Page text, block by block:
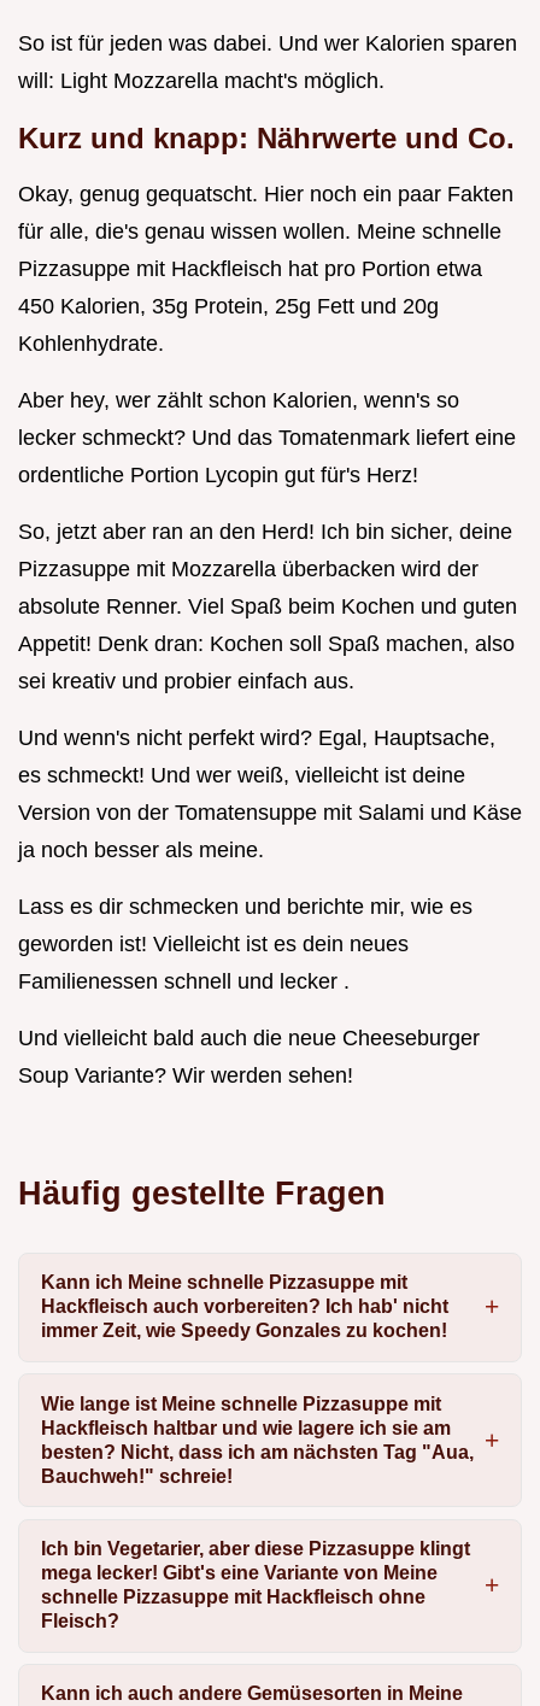
So ist für jeden was dabei. Und wer Kalorien sparen
will: Light Mozzarella macht's möglich.
Kurz und knapp: Nährwerte und Co.
Okay, genug gequatscht. Hier noch ein paar Fakten
für alle, die's genau wissen wollen. Meine schnelle
Pizzasuppe mit Hackfleisch hat pro Portion etwa
450 Kalorien, 35g Protein, 25g Fett und 20g
Kohlenhydrate.
Aber hey, wer zählt schon Kalorien, wenn's so
lecker schmeckt? Und das Tomatenmark liefert eine
ordentliche Portion Lycopin gut für's Herz!
So, jetzt aber ran an den Herd! Ich bin sicher, deine
Pizzasuppe mit Mozzarella überbacken wird der
absolute Renner. Viel Spaß beim Kochen und guten
Appetit! Denk dran: Kochen soll Spaß machen, also
sei kreativ und probier einfach aus.
Und wenn's nicht perfekt wird? Egal, Hauptsache,
es schmeckt! Und wer weiß, vielleicht ist deine
Version von der Tomatensuppe mit Salami und Käse
ja noch besser als meine.
Lass es dir schmecken und berichte mir, wie es
geworden ist! Vielleicht ist es dein neues
Familienessen schnell und lecker .
Und vielleicht bald auch die neue Cheeseburger
Soup Variante? Wir werden sehen!
Häufig gestellte Fragen
Kann ich Meine schnelle Pizzasuppe mit
Hackfleisch auch vorbereiten? Ich hab' nicht
immer Zeit, wie Speedy Gonzales zu kochen!
Wie lange ist Meine schnelle Pizzasuppe mit
Hackfleisch haltbar und wie lagere ich sie am
besten? Nicht, dass ich am nächsten Tag "Aua,
Bauchweh!" schreie!
Ich bin Vegetarier, aber diese Pizzasuppe klingt
mega lecker! Gibt's eine Variante von Meine
schnelle Pizzasuppe mit Hackfleisch ohne
Fleisch?
Kann ich auch andere Gemüsesorten in Meine